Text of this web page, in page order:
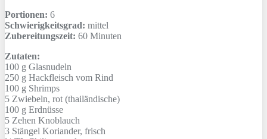
Portionen: 6
Schwierigkeitsgrad: mittel
Zubereitungszeit: 60 Minuten
Zutaten:
100 g Glasnudeln
250 g Hackfleisch vom Rind
100 g Shrimps
5 Zwiebeln, rot (thailändische)
100 g Erdnüsse
5 Zehen Knoblauch
3 Stängel Koriander, frisch